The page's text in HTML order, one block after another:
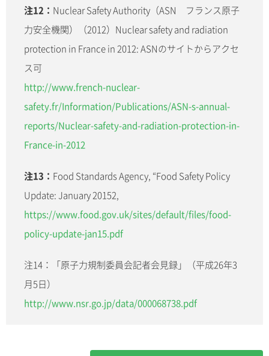
注12： Nuclear Safety Authority（ASN フランス原子
力安全機関）（2012）Nuclear safety and radiation
protection in France in 2012: ASNのサイトからアクセ
ス可
http://www.french-nuclear-
safety.fr/Information/Publications/ASN-s-annual-
reports/Nuclear-safety-and-radiation-protection-in-
France-in-2012
注13： Food Standards Agency, “Food Safety Policy
Update: January 20152,
https://www.food.gov.uk/sites/default/files/food-
policy-update-jan15.pdf
注14：「原子力規制委員会記者会見録」（平成26年3
月5日）
http://www.nsr.go.jp/data/000068738.pdf